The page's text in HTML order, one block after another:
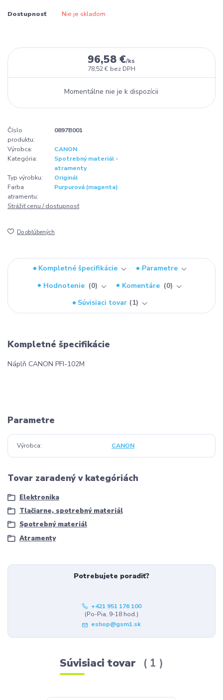
Dostupnosť Nie je skladom
96,58 €/ks
78,52 € bez DPH
Momentálne nie je k dispozícii
Číslo
produktu:
0897B001
Výrobca:
CANON
Kategória:
Spotrebný materiál -
atramenty
Typ výrobku:
Originál
Farba
atramentu:
Purpurová (magenta)
Strážiť cenu / dostupnosť
Do obľúbených
Kompletné špecifikácie
Parametre
Hodnotenie
0 Komentáre
0
Súvisiaci tovar
1
Kompletné špecifikácie
Náplň CANON PFI-102M
Parametre
Výrobca CANON
Tovar zaradený v kategóriách
Elektronika
Tlačiarne, spotrebný materiál
Spotrebný materiál
Atramenty
Potrebujete poradiť?
+421 951 176 100
(Po-Pia, 9-18 hod.)
eshop@gsm1.sk
Súvisiaci tovar 1